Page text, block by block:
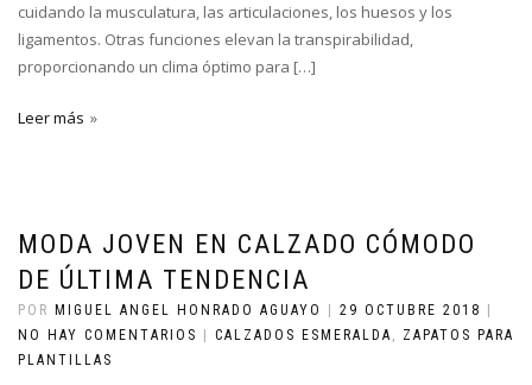
cuidando la musculatura, las articulaciones, los huesos y los
ligamentos. Otras funciones elevan la transpirabilidad,
proporcionando un clima óptimo para […]
Leer más
MODA JOVEN EN CALZADO CÓMODO
DE ÚLTIMA TENDENCIA
POR MIGUEL ANGEL HONRADO AGUAYO 29 OCTUBRE 2018
NO HAY COMENTARIOS
CALZADOS ESMERALDA , ZAPATOS PARA
PLANTILLAS